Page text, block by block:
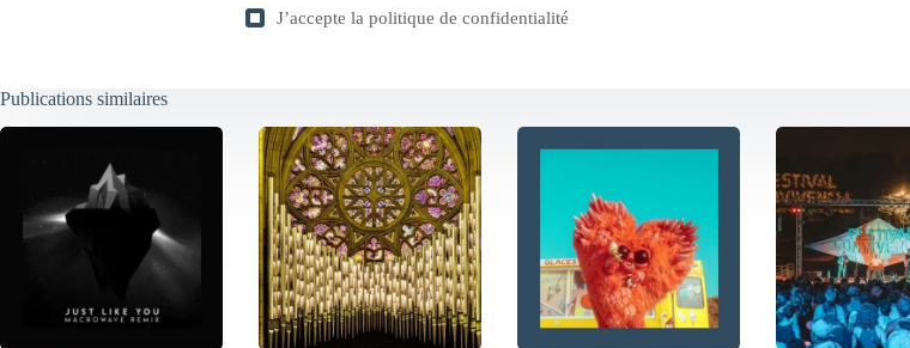
J’accepte la politique de confidentialité
Publications similaires